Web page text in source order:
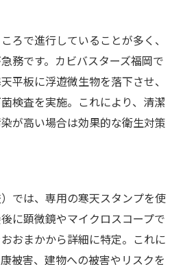
ろで進行していることが多く、
務です。カビバスターズ福岡で
平板に浮遊微生物を落下させ、
検査を実施。これにより、清潔
が高い場合は効果的な衛生対策
では、専用の寒天スタンプを使
に顕微鏡やマイクロスコープで
おまかから詳細に特定。これに
被害、建物への被害やリスクを